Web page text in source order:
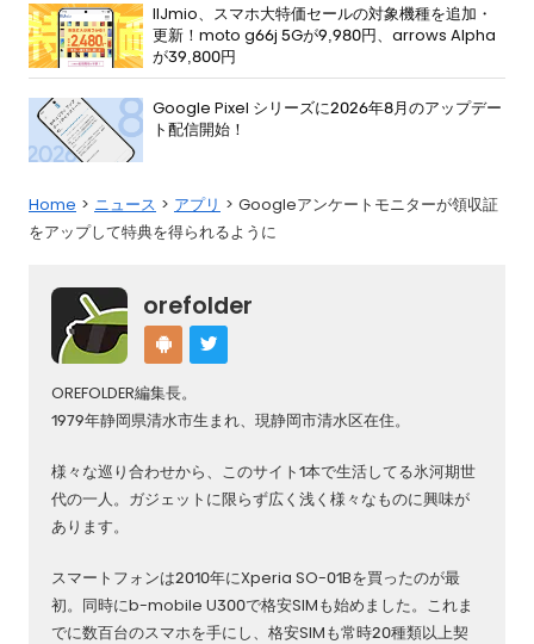
IIJmio、スマホ大特価セールの対象機種を追加・
更新！moto g66j 5Gが9,980円、arrows Alpha
が39,800円
Google Pixel シリーズに2026年8月のアップデー
ト配信開始！
Home ニュース アプリ
Googleアンケートモニターが領収証
をアップして特典を得られるように
orefolder
OREFOLDER編集長。
1979年静岡県清水市生まれ、現静岡市清水区在住。
様々な巡り合わせから、このサイト1本で生活してる氷河期世
代の一人。ガジェットに限らず広く浅く様々なものに興味が
あります。
スマートフォンは2010年にXperia SO-01Bを買ったのが最
初。同時にb-mobile U300で格安SIMも始めました。これま
でに数百台のスマホを手にし、格安SIMも常時20種類以上契